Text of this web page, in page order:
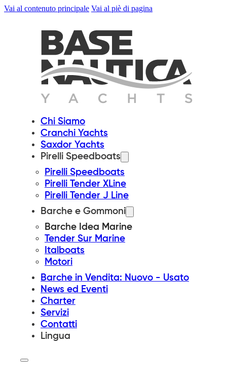
Vai al contenuto principale Vai al piè di pagina
Chi Siamo
Cranchi Yachts
Saxdor Yachts
Pirelli Speedboats
Pirelli Speedboats
Pirelli Tender XLine
Pirelli Tender J Line
Barche e Gommoni
Barche Idea Marine
Tender Sur Marine
Italboats
Motori
Barche in Vendita: Nuovo - Usato
News ed Eventi
Charter
Servizi
Contatti
Lingua